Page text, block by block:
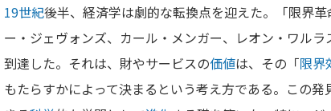
19世紀後半、経済学は劇的な転換点を迎えた。「限界
ー・ジェヴォンズ、カール・メンガー、レオン・ワル
到達した。それは、財やサービスの価値は、その「限界
もたらすかによって決まるという考え方である。この発